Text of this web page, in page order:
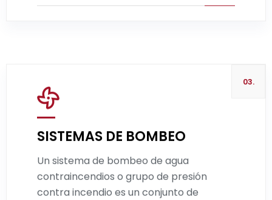
SISTEMAS DE BOMBEO
Un sistema de bombeo de agua
contraincendios o grupo de presión
contra incendio es un conjunto de
03.
Leer más